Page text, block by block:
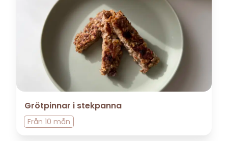
Grötpinnar i stekpanna
Från 10 mån